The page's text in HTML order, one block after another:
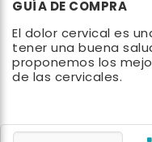
GUÍA DE COMPRA
El dolor cervical es
tener una buena
proponemos los
de las cervicales.